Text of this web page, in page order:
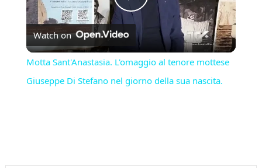
Play
Video
Watch on
Motta Sant'Anastasia. L'omaggio al tenore mottese
Giuseppe Di Stefano nel giorno della sua nascita.